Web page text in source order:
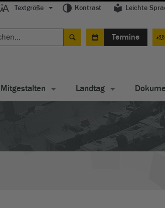
Textgröße Kontrast Leichte
Termine
Mitgestalten Landtag